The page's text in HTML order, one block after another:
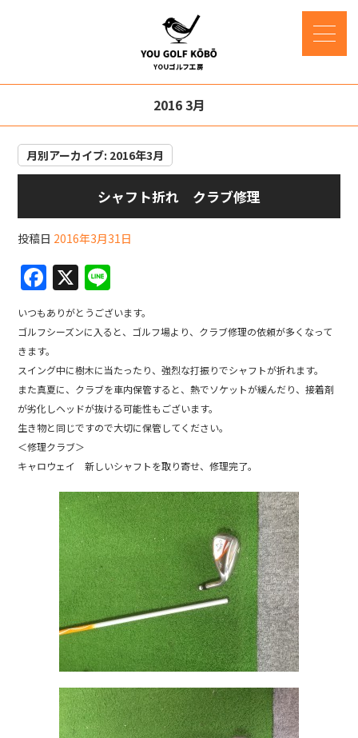
2016 3月
月別アーカイブ: 2016年3月
シャフト折れ クラブ修理
投稿日 2016年3月31日
F
a
c
e
b
o
o
k
X
n
e
いつもありがとうございます。
ゴルフシーズンに入ると、ゴルフ場より、クラブ修理の依頼が多くなって
きます。
スイング中に樹木に当たったり、強烈な打振りでシャフトが折れます。
また真夏に、クラブを車内保管すると、熱でソケットが緩んだり、接着剤
が劣化しヘッドが抜ける可能性もございます。
生き物と同じですので大切に保管してください。
＜修理クラブ＞
キャロウェイ 新しいシャフトを取り寄せ、修理完了。